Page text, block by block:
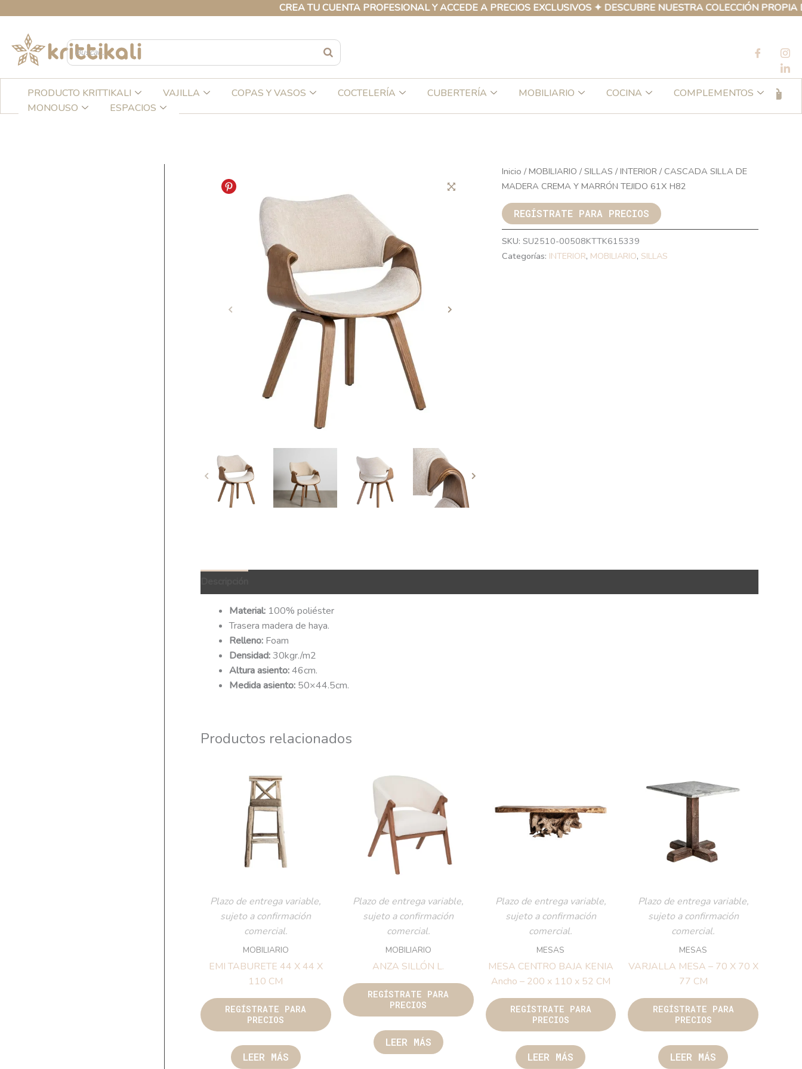
CREA TU CUENTA PROFESIONAL Y ACCEDE A PRECIOS EXCLUSIVOS ✦ DESCUBRE NUESTRA COLECCIÓN PROPIA DE
contenido
PRODUCTO KRITTIKALI VAJILLA COPAS Y VASOS COCTELERÍA CUBERTERÍA MOBILIARIO COCINA
COMPLEMENTOS
MONOUSO
ESPACIOS
Inicio / MOBILIARIO / SILLAS / INTERIOR/ CASCADA SILLA DE
MADERA CREMA Y MARRÓN TEJIDO 61X H82
REGÍSTRATE PARA PRECIOS
SKU: SU2510-00508KTTK615339
Categorías: INTERIOR, MOBILIARIO, SILLAS
Material: 100% poliéster
Trasera madera de haya.
Relleno: Foam
Densidad:30kgr./m2
Altura asiento:46cm.
Medida asiento: 50×44.5cm.
Productos relacionados
Plazo de entrega variable,
sujeto a confirmación
comercial.
MOBILIARIO
EMI TABURETE 44 X 44 X
110 CM
REGÍSTRATE PARA
PRECIOS
LEER MÁS
Plazo de entrega variable,
sujeto a confirmación
comercial.
MOBILIARIO
ANZA SILLÓN L.
REGÍSTRATE PARA
PRECIOS
LEER MÁS
Plazo de entrega variable,
sujeto a confirmación
comercial.
MESAS
MESA CENTRO BAJA KENIA
Ancho – 200 x 110 x 52 CM
REGÍSTRATE PARA
PRECIOS
LEER MÁS
Plazo de entrega variable,
sujeto a confirmación
comercial.
MESAS
VARJALLA MESA – 70 X 70 X
77 CM
REGÍSTRATE PARA
PRECIOS
LEER MÁS